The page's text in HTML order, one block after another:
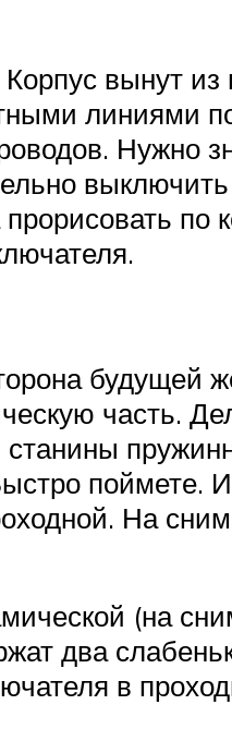
вынут из
линиями
Нужно
по
будущей
часть.
поймете.
На
(на
два
в